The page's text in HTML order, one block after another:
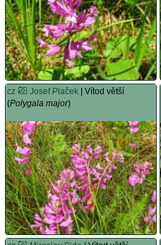
cz Josef Plaček | Vítod větší
(Polygala major)